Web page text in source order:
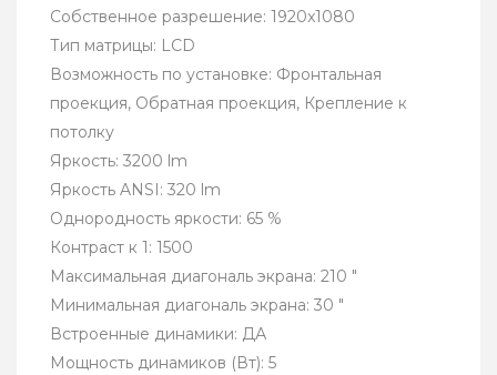
Собственное разрешение: 1920x1080
Тип матрицы: LCD
Возможность по установке: Фронтальная
проекция, Обратная проекция, Крепление к
потолку
Яркость: 3200 lm
Яркость ANSI: 320 lm
Однородность яркости: 65 %
Контраст к 1: 1500
Максимальная диагональ экрана: 210 "
Минимальная диагональ экрана: 30 "
Встроенные динамики: ДА
Мощность динамиков (Вт): 5